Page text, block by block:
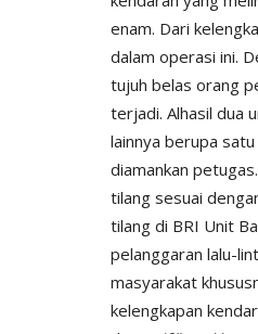
enam. Dari
dalam operasi ini.
tujuh belas orang
terjadi. Alhasil dua
lainnya berupa
diamankan
tilang sesuai
tilang di BRI Unit
pelanggaran lalu-
masyarakat
kelengkapan
Polda